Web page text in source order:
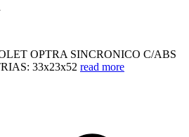
OPTRA SINCRONICO C/ABS
33x23x52 read more